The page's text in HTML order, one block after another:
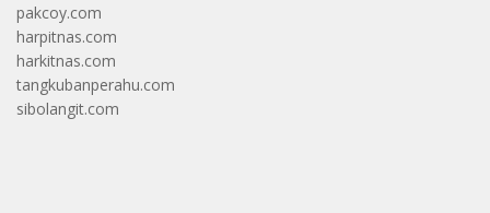
pakcoy.com
harpitnas.com
harkitnas.com
tangkubanperahu.com
sibolangit.com